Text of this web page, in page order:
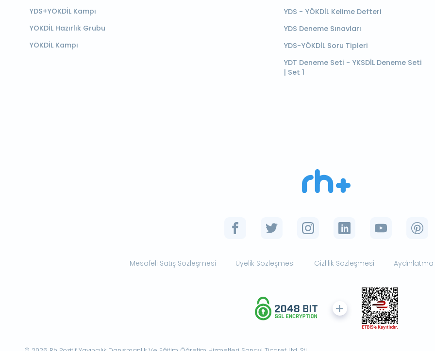
YDS+YÖKDİL Kampı
YÖKDİL Hazırlık Grubu
YÖKDİL Kampı
YDS - YÖKDİL Kelime Defteri
YDS Deneme Sınavları
YDS-YÖKDİL Soru Tipleri
YDT Deneme Seti - YKSDİL Deneme Seti
| Set 1
Mesafeli Satış Sözleşmesi Üyelik Sözleşmesi Gizlilik Sözleşmesi